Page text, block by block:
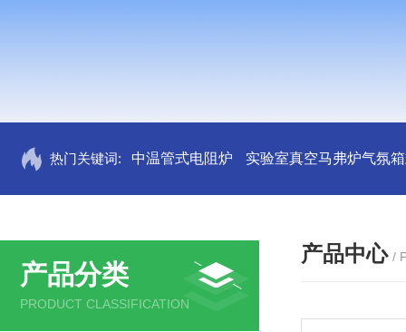
热门关键词: 中温管式电阻炉 实验室真空马弗炉气氛
产品分类
PRODUCT CLASSIFICATION
产品中心 /